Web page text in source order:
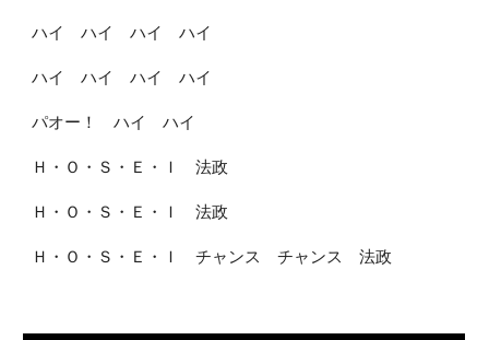
ハイ ハイ ハイ ハイ
ハイ ハイ ハイ ハイ
パオー！ ハイ ハイ
Ｈ・Ｏ・Ｓ・Ｅ・Ｉ 法政
Ｈ・Ｏ・Ｓ・Ｅ・Ｉ 法政
Ｈ・Ｏ・Ｓ・Ｅ・Ｉ チャンス チャンス 法政